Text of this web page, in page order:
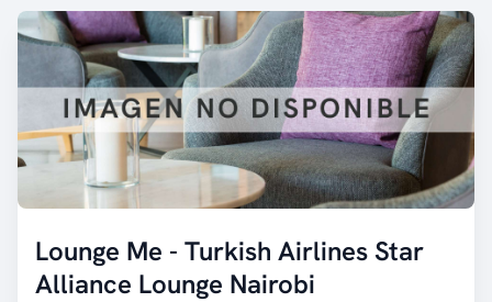
Lounge Me - Turkish Airlines Star
Alliance Lounge Nairobi